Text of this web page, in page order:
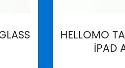
HELLOMO
İPAD